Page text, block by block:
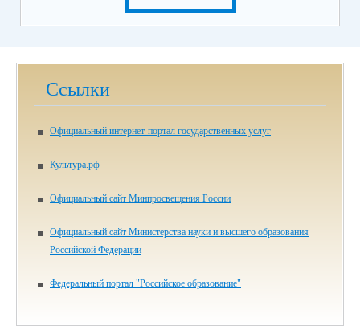
Ссылки
Официальный интернет-портал государственных услуг
Культура.рф
Официальный сайт Минпросвещения России
Официальный сайт Министерства науки и высшего образования
Российской Федерации
Федеральный портал "Российское образование"